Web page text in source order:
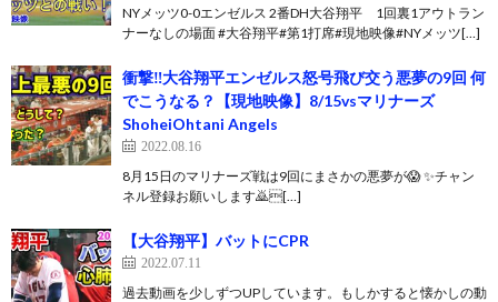
NYメッツ0-0エンゼルス 2番DH大谷翔平 1回裏1アウトラン
ナーなしの場面 #大谷翔平#第1打席#現地映像#NYメッツ[…]
衝撃‼️大谷翔平エンゼルス怒号飛び交う悪夢の9回 何
でこうなる？【現地映像】8/15vsマリナーズ
ShoheiOhtani Angels
2022.08.16
8月15日のマリナーズ戦は9回にまさかの悪夢が😱 ✨チャン
ネル登録お願いします🙇‍[…]
【大谷翔平】バットにCPR
2022.07.11
過去動画を少しずつUPしています。もしかすると懐かしの動